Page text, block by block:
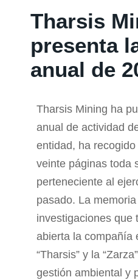
Tharsis
presenta
anual de
Tharsis Mining ha
anual de actividad
entidad, ha
veinte páginas toda
perteneciente al
pasado. La
investigaciones que
abierta la compañía
“Tharsis” y la
gestión ambiental y